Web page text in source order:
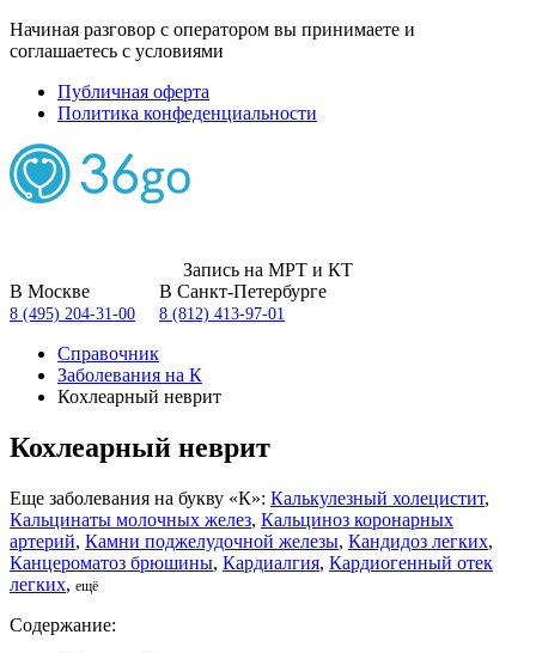
Начиная разговор с оператором вы принимаете и
соглашаетесь с условиями
Публичная оферта
Политика конфеденциальности
Запись на МРТ и КТ
В Москве
8 (495) 204-31-00
В Санкт-Петербурге
8 (812) 413-97-01
Справочник
Заболевания на К
Кохлеарный неврит
Кохлеарный неврит
Еще заболевания на букву «К»: Калькулезный холецистит,
Кальцинаты молочных желез, Кальциноз коронарных
артерий, Камни поджелудочной железы, Кандидоз легких,
Канцероматоз брюшины, Кардиалгия, Кардиогенный отек
легких, ещё
Содержание: